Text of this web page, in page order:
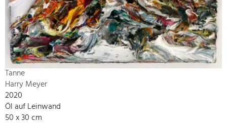
Tanne
Harry Meyer
2020
Öl auf Leinwand
50 x 30 cm